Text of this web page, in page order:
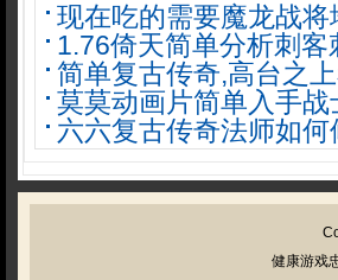
现在吃的需要魔龙战
1.76倚天简单分析刺客
简单复古传奇,高台之
莫莫动画片简单入手战
六六复古传奇法师如何
健康游戏